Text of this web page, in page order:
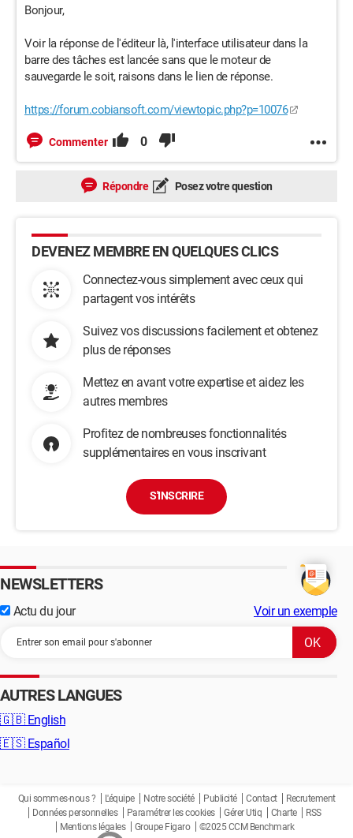
Bonjour,
Voir la réponse de l'éditeur là, l'interface utilisateur dans la
barre des tâches est lancée sans que le moteur de
sauvegarde le soit, raisons dans le lien de réponse.
https://forum.cobiansoft.com/viewtopic.php?p=10076
Commenter 0
Répondre Posez votre question
DEVENEZ MEMBRE EN QUELQUES CLICS
Connectez-vous simplement avec ceux qui
partagent vos intérêts
Suivez vos discussions facilement et obtenez
plus de réponses
Mettez en avant votre expertise et aidez les
autres membres
Profitez de nombreuses fonctionnalités
supplémentaires en vous inscrivant
S'INSCRIRE
NEWSLETTERS
Actu du jour Voir un exemple
AUTRES LANGUES
🇬🇧 English
🇪🇸 Español
Qui sommes-nous ? L'équipe Notre société Publicité Contact
Recrutement
Données personnelles
Paramétrer les cookies Gérer Utiq Charte
RSS
Mentions légales
Groupe Figaro ©2025 CCM Benchmark